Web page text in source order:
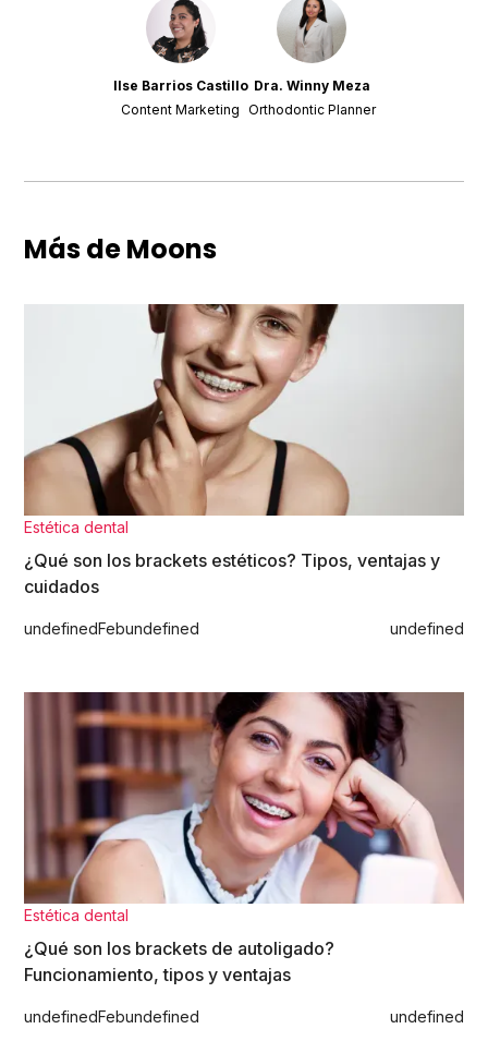
Ilse Barrios Castillo
Content Marketing
Dra. Winny Meza
Orthodontic Planner
Más de Moons
Estética dental
¿Qué son los brackets estéticos? Tipos, ventajas y
cuidados
undefinedFebundefined undefined
Estética dental
¿Qué son los brackets de autoligado?
Funcionamiento, tipos y ventajas
undefinedFebundefined undefined